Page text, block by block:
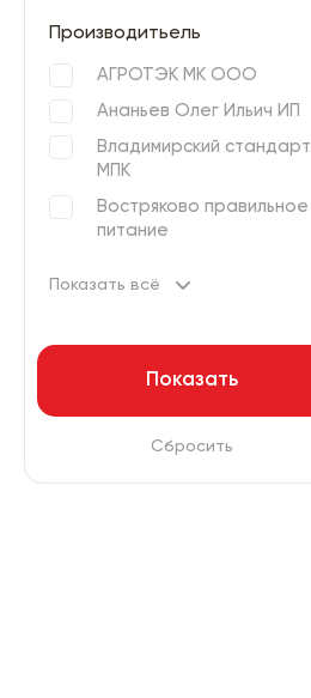
Производитьель
АГРОТЭК МК ООО
Ананьев Олег Ильич ИП
Владимирский стандарт
МПК
Востряково правильное
питание
Показать всё